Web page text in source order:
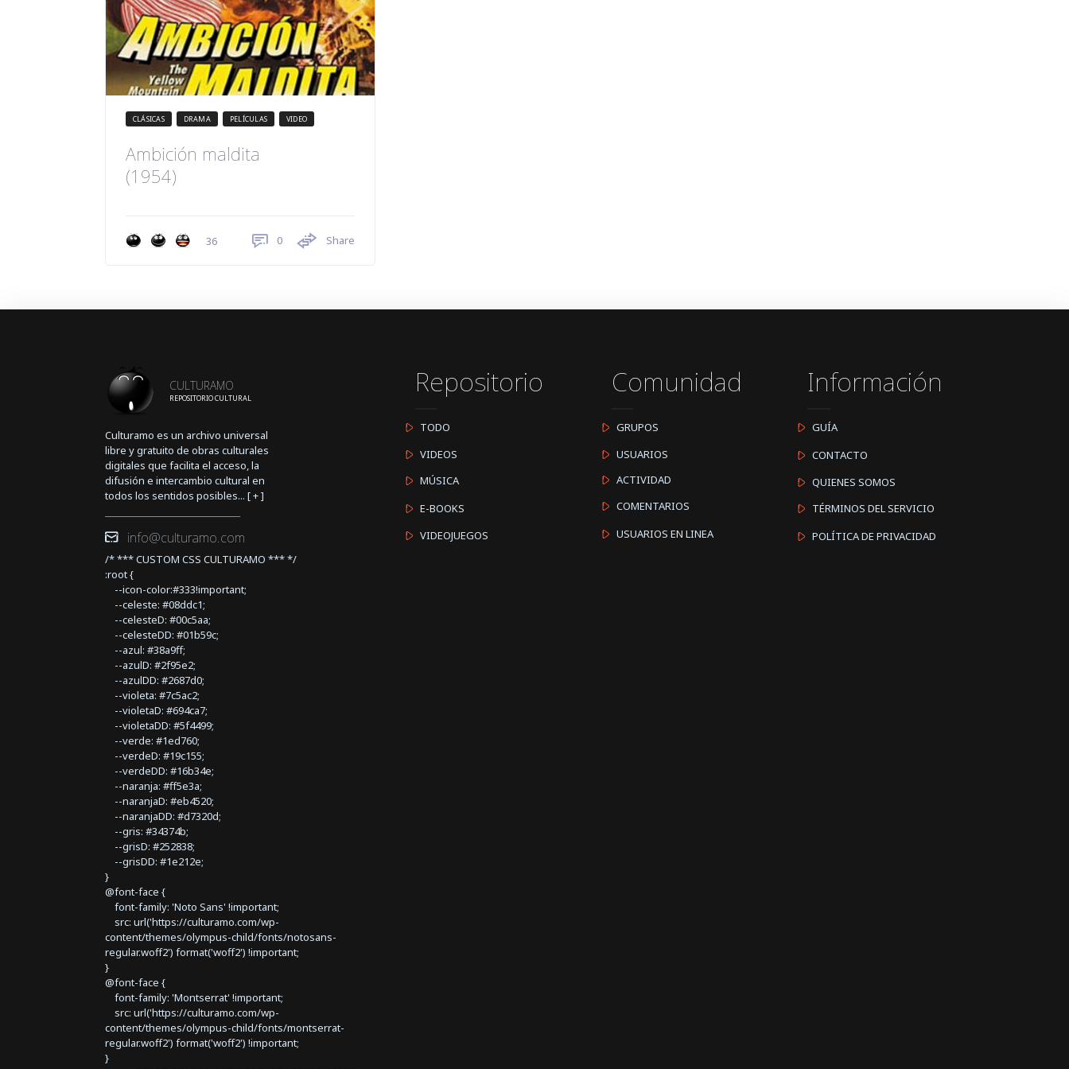
CLÁSICAS DRAMA PELÍCULAS VIDEO
Ambición maldita
(1954)
36 0 Share
CULTURAMO
REPOSITORIO CULTURAL
Culturamo es un archivo universal
libre y gratuito de obras culturales
digitales que facilita el acceso, la
difusión e intercambio cultural en
todos los sentidos posibles... [+]
info@culturamo.com
/* *** CUSTOM CSS CULTURAMO *** */
:root {
--icon-color:#333!important;
--celeste: #08ddc1;
--celesteD: #00c5aa;
--celesteDD: #01b59c;
--azul: #38a9ff;
--azulD: #2f95e2;
--azulDD: #2687d0;
--violeta: #7c5ac2;
--violetaD: #694ca7;
--violetaDD: #5f4499;
--verde: #1ed760;
--verdeD: #19c155;
--verdeDD: #16b34e;
--naranja: #ff5e3a;
--naranjaD: #eb4520;
--naranjaDD: #d7320d;
--gris: #34374b;
--grisD: #252838;
--grisDD: #1e212e;
}
@font-face {
font-family: 'Noto Sans' !important;
src: url('https://culturamo.com/wp-
content/themes/olympus-child/fonts/notosans-
regular.woff2') format('woff2') !important;
}
@font-face {
font-family: 'Montserrat' !important;
src: url('https://culturamo.com/wp-
content/themes/olympus-child/fonts/montserrat-
regular.woff2') format('woff2') !important;
}
Repositorio
TODO
VIDEOS
MÚSICA
E-BOOKS
VIDEOJUEGOS
Comunidad
GRUPOS
USUARIOS
ACTIVIDAD
COMENTARIOS
USUARIOS EN LINEA
Información
GUÍA
CONTACTO
QUIENES SOMOS
TÉRMINOS DEL SERVICIO
POLÍTICA DE PRIVACIDAD